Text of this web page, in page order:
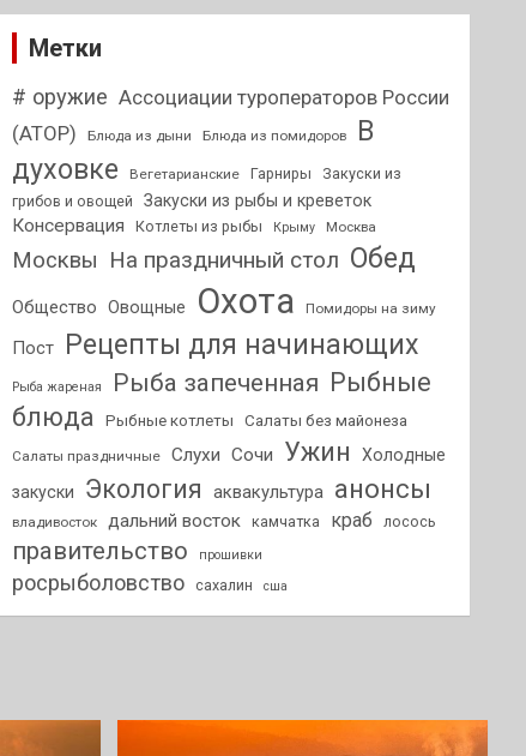
Метки
# оружие Ассоциации туроператоров России
(АТОР)
Блюда из дыни Блюда из помидоров
В
духовке
Вегетарианские Гарниры
Закуски из
грибов и овощей
Закуски из рыбы и креветок
Консервация Котлеты из рыбы Крыму Москва
Москвы На праздничный стол Обед
Общество Овощные Охота Помидоры на зиму
Пост Рецепты для начинающих
Рыба жареная Рыба запеченная Рыбные
блюда
Рыбные котлеты Салаты без майонеза
Салаты праздничные Слухи Сочи Ужин
Холодные
закуски
Экология аквакультура анонсы
владивосток дальний восток камчатка краб лосось
правительство прошивки
росрыболовство сахалин сша